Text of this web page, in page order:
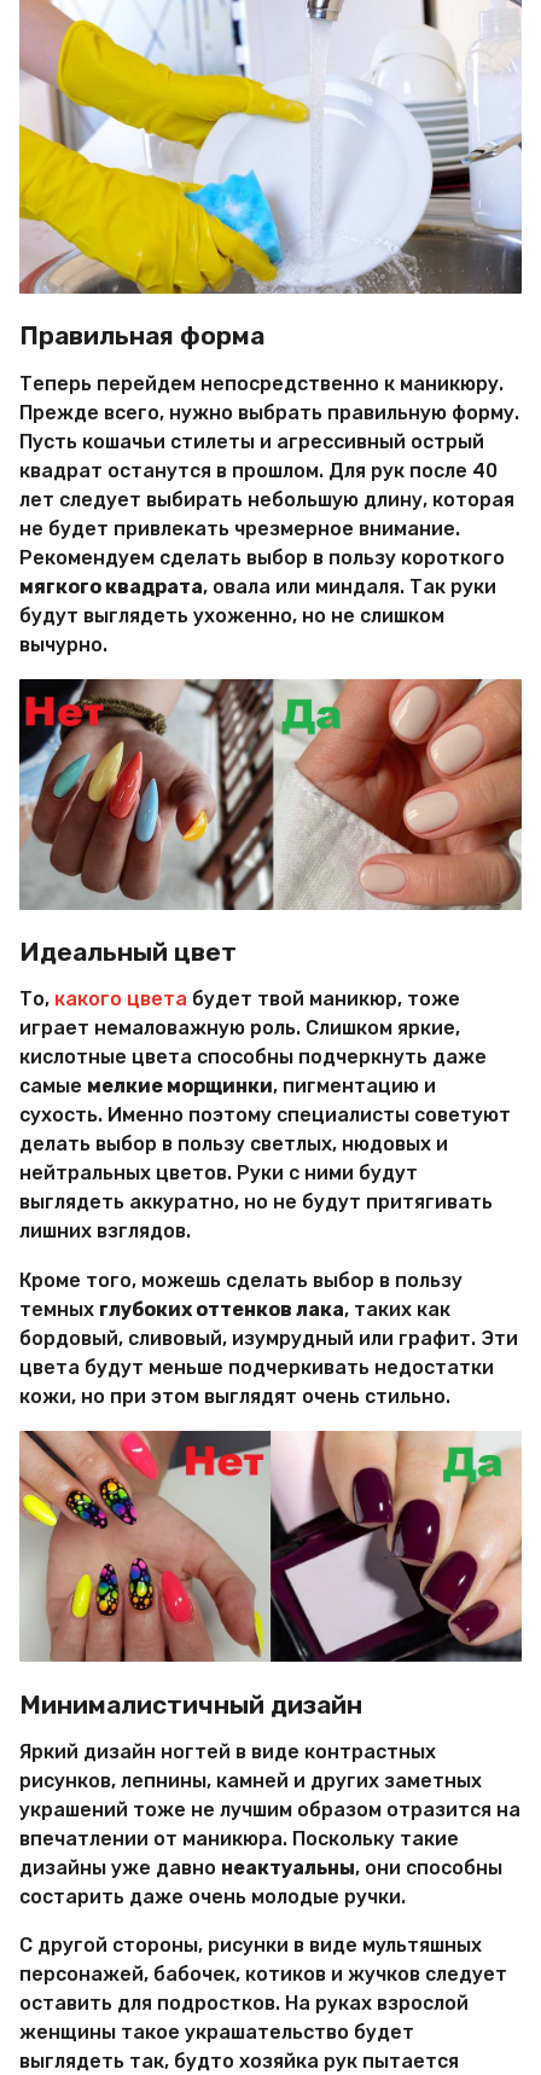
Правильная форма
Теперь перейдем непосредственно к маникюру.
Прежде всего, нужно выбрать правильную форму.
Пусть кошачьи стилеты и агрессивный острый
квадрат останутся в прошлом. Для рук после 40
лет следует выбирать небольшую длину, которая
не будет привлекать чрезмерное внимание.
Рекомендуем сделать выбор в пользу короткого
мягкого квадрата, овала или миндаля. Так руки
будут выглядеть ухоженно, но не слишком
вычурно.
Идеальный цвет
То, какого цвета будет твой маникюр, тоже
играет немаловажную роль. Слишком яркие,
кислотные цвета способны подчеркнуть даже
самые мелкие морщинки, пигментацию и
сухость. Именно поэтому специалисты советуют
делать выбор в пользу светлых, нюдовых и
нейтральных цветов. Руки с ними будут
выглядеть аккуратно, но не будут притягивать
лишних взглядов.
Кроме того, можешь сделать выбор в пользу
темных глубоких оттенков лака, таких как
бордовый, сливовый, изумрудный или графит. Эти
цвета будут меньше подчеркивать недостатки
кожи, но при этом выглядят очень стильно.
Минималистичный дизайн
Яркий дизайн ногтей в виде контрастных
рисунков, лепнины, камней и других заметных
украшений тоже не лучшим образом отразится на
впечатлении от маникюра. Поскольку такие
дизайны уже давно неактуальны, они способны
состарить даже очень молодые ручки.
С другой стороны, рисунки в виде мультяшных
персонажей, бабочек, котиков и жучков следует
оставить для подростков. На руках взрослой
женщины такое украшательство будет
выглядеть так, будто хозяйка рук пытается